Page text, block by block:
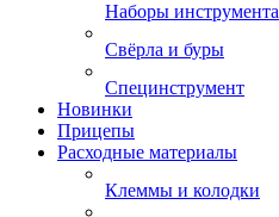
Наборы инструмента
Свёрла и буры
Специнструмент
Новинки
Прицепы
Расходные материалы
Клеммы и колодки